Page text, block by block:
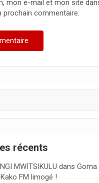
mon e-mail et mon site
prochain commentaire.
récents
MWITSIKULU dans Goma
FM limogé !